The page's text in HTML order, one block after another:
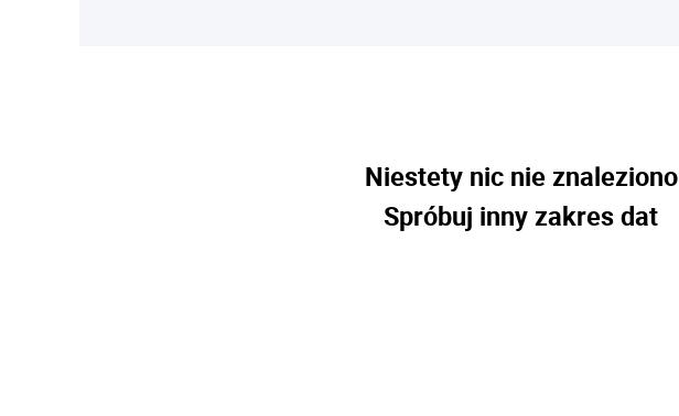
Niestety nic nie znaleziono
Spróbuj inny zakres dat